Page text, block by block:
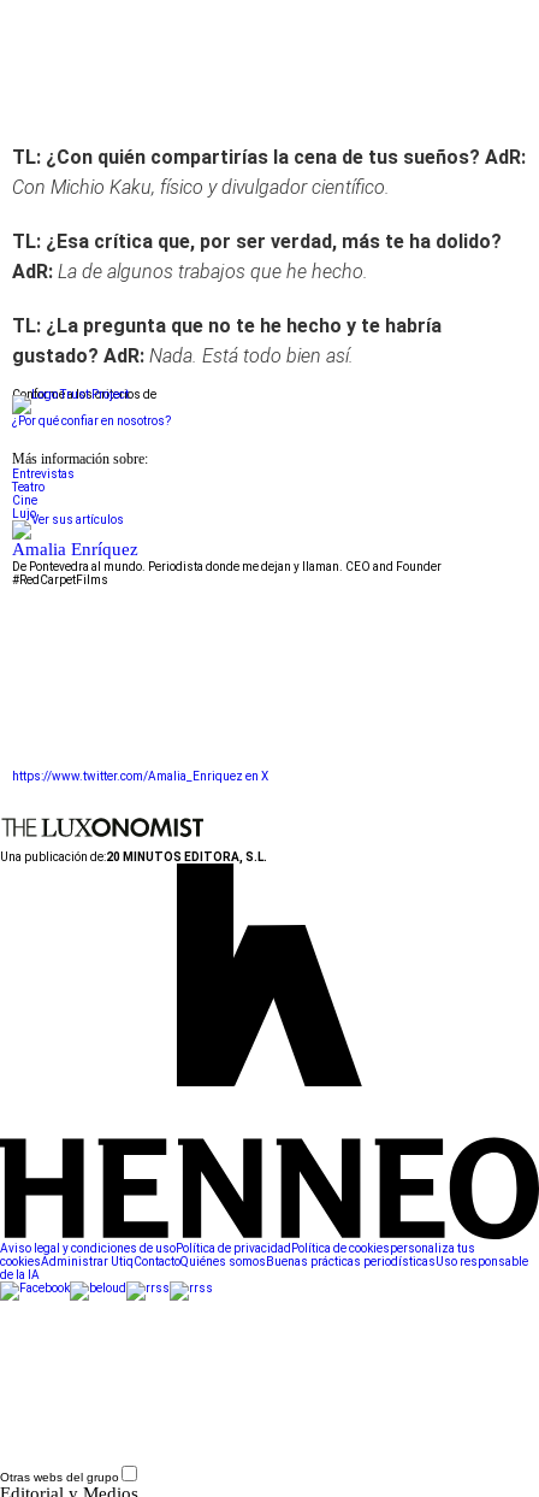
TL: ¿Con quién compartirías la cena de tus sueños? AdR:
Con Michio Kaku, físico y divulgador científico.
TL: ¿Esa crítica que, por ser verdad, más te ha dolido?
AdR: La de algunos trabajos que he hecho.
TL: ¿La pregunta que no te he hecho y te habría
gustado? AdR: Nada. Está todo bien así.
Conforme a los criterios de
¿Por qué confiar en nosotros?
Más información sobre:
Entrevistas
Teatro
Cine
Lujo
Amalia Enríquez
De Pontevedra al mundo. Periodista donde me dejan y llaman. CEO and Founder
#RedCarpetFilms
https://www.twitter.com/Amalia_Enriquez en X
Una publicación de:20 MINUTOS EDITORA, S.L.
Aviso legal y condiciones de usoPolítica de privacidad Política de cookiespersonaliza tus
cookiesAdministrar UtiqContactoQuiénes somos Buenas prácticas periodísticasUso responsable
de la IA
Otras webs del grupo
Editorial y Medios